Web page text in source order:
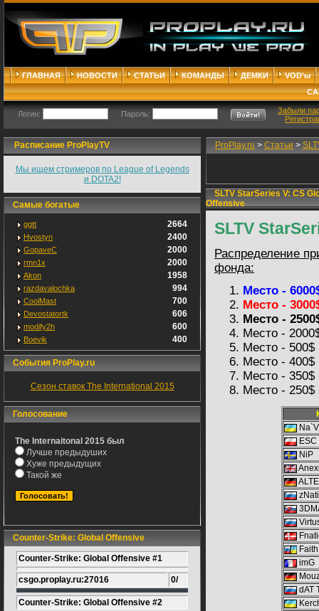
ГЛАВНАЯ НОВОСТИ СТАТЬИ КОМАНДЫ ДЕМКИ
VOD'ы
Логин: Пароль:
Забыли
Расписание ProPlayTV
Мы ищем стримеров по League of Legends
и DOTA2!
Самые богатые
ggtt 2664
Hvostyn 2400
GopaveC 2000
rmn1x 2000
Akon 1958
razdavalochka 994
CoolMast 700
Devostatortk 606
modify2h 600
Boevik 400
События ProPlay.ru
Сезон ставок The International 2015
Голосование
The Internaitonal 2015 был
Лучше предыдуших
Хуже предыдущих
Такой же
Counter-Strike: Global Offensive
Counter-Strike: Global Offensive #1
csgo.proplay.ru:27016 0/
Counter-Strike: Global Offensive #2
ProPlay.ru > Статьи >
SLTV StarSeries V: CS
Offensive
SLTV
Распределение
фонда:
Место -
Место -
Место -
Место -
Место - 500$
Место - 400$
Место - 350$
Место - 250$
NiP
Faith
imG
dAT